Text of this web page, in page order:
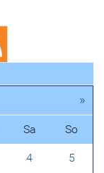
»
Sa So
4 5